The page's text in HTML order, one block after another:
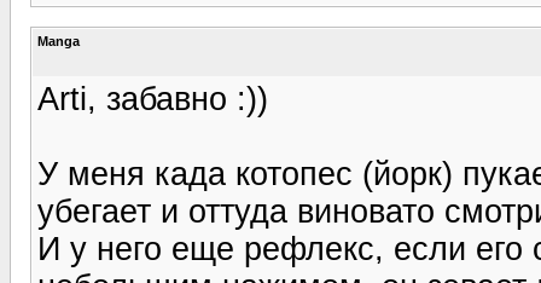
Manga
Arti, забавно :))
У меня када котопес (йорк)
убегает и оттуда виновато
И у него еще рефлекс, если его